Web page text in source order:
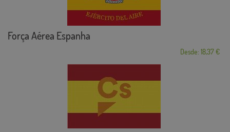
Força Aérea Espanha
Desde: 18,37 €